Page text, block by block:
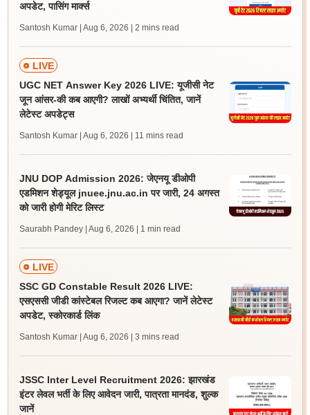
अपडेट, पासिंग मार्क्स
Santosh Kumar | Aug 6, 2026 | 2 mins read
LIVE
UGC NET Answer Key 2026 LIVE: यूजीसी नेट
जून आंसर-की कब आएगी? लाखों अभ्यर्थी चिंतित, जानें
लेटेस्ट अपडेट्स
Santosh Kumar | Aug 6, 2026 | 11 mins read
JNU DOP Admission 2026: जेएनयू डीओपी
एडमिशन शेड्यूल jnuee.jnu.ac.in पर जारी, 24 अगस्त
को जारी होगी मेरिट लिस्ट
Saurabh Pandey | Aug 6, 2026 | 1 min read
LIVE
SSC GD Constable Result 2026 LIVE:
एसएससी जीडी कांस्टेबल रिजल्ट कब आएगा? जानें लेटेस्ट
अपडेट, स्कोरकार्ड लिंक
Santosh Kumar | Aug 6, 2026 | 3 mins read
JSSC Inter Level Recruitment 2026: झारखंड
इंटर लेवल भर्ती के लिए आवेदन जारी, पात्रता मानदंड, शुल्क
जानें